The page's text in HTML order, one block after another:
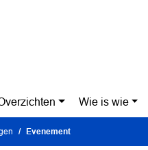
Wie is wie
Evenement